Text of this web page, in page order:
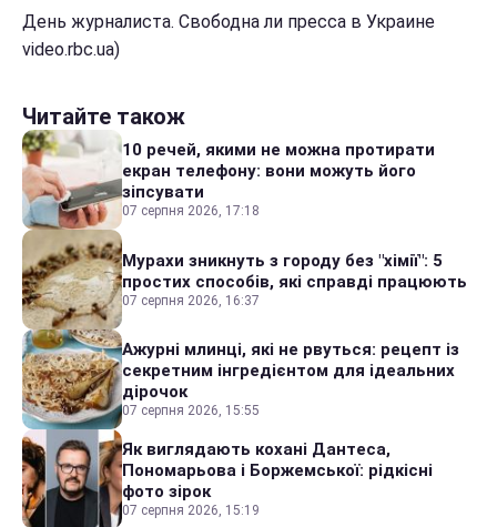
День журналиста. Свободна ли пресса в Украине
video.rbc.ua)
Читайте також
10 речей, якими не можна протирати
екран телефону: вони можуть його
зіпсувати
07 серпня 2026, 17:18
Мурахи зникнуть з городу без "хімії": 5
простих способів, які справді працюють
07 серпня 2026, 16:37
Ажурні млинці, які не рвуться: рецепт із
секретним інгредієнтом для ідеальних
дірочок
07 серпня 2026, 15:55
Як виглядають кохані Дантеса,
Пономарьова і Боржемської: рідкісні
фото зірок
07 серпня 2026, 15:19